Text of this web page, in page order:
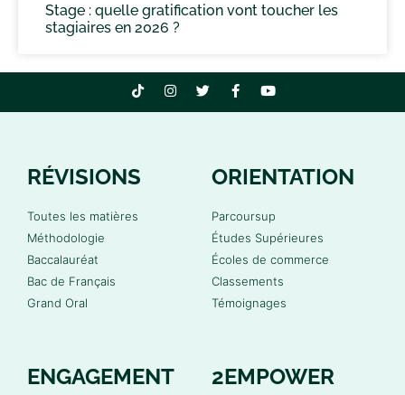
Stage : quelle gratification vont toucher les
stagiaires en 2026 ?
RÉVISIONS
Toutes les matières
Méthodologie
Baccalauréat
Bac de Français
Grand Oral
ORIENTATION
Parcoursup
Études Supérieures
Écoles de commerce
Classements
Témoignages
ENGAGEMENT 2EMPOWER